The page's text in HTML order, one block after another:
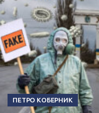
ПЕТРО КОБЕРНИК